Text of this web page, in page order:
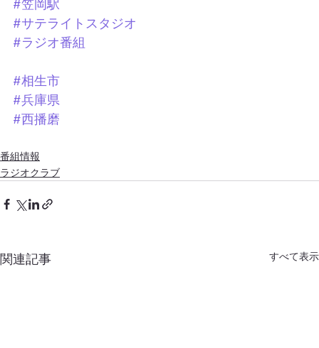
#笠岡駅
#サテライトスタジオ
#ラジオ番組
#相生市
#兵庫県
#西播磨
番組情報
ラジオクラブ
関連記事 すべて表示